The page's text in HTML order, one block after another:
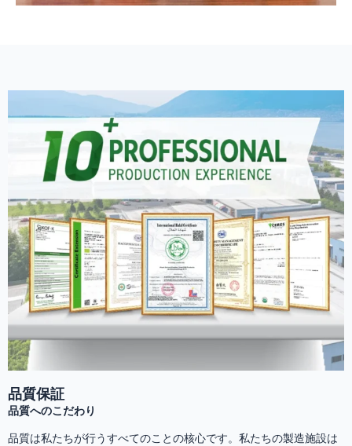
品質保証
品質へのこだわり
品質は私たちが行うすべてのことの核心です。私たちの製造施設は